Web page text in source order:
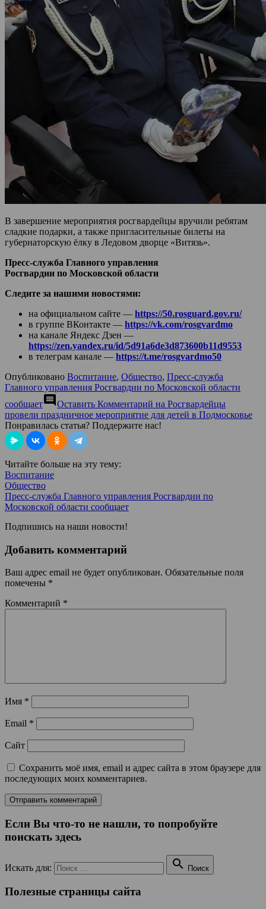
В завершение мероприятия росгвардейцы вручили ребятам
сладкие подарки, а также пригласительные билеты на
губернаторскую ёлку в Ледовом дворце «Витязь».
Пресс-служба Главного управления
Росгвардии по Московской области
Следите за нашими новостями:
на официальном сайте — https://50.rosguard.gov.ru/
в группе ВКонтакте — https://vk.com/rosgvardmo
на канале Яндекс Дзен —
https://zen.yandex.ru/id/5d91a6de3d873600b11d9553
в телеграм канале — https://t.me/rosgvardmo50
Опубликовано Воспитание, Общество, Пресс-служба
Главного управления Росгвардии по Московской области
сообщаетcomment Оставить Комментарий на Росгвардейцы
провели праздничное мероприятие для детей в Подмосковье
Понравилась статья? Поддержите нас!
Читайте больше на эту тему:
Воспитание
Общество
Пресс-служба Главного управления Росгвардии по
Московской области сообщает
Подпишись на наши новости!
Добавить комментарий
Ваш адрес email не будет опубликован. Обязательные поля
помечены *
Комментарий *
Имя *
Email *
Сайт
Сохранить моё имя, email и адрес сайта в этом браузере для
последующих моих комментариев.
Если Вы что-то не нашли, то попробуйте
поискать здесь
Искать для:  Поиск
Полезные страницы сайта